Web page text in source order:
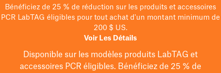
Bénéficiez de 25 % de réduction sur les produits et accessoires
PCR LabTAG éligibles pour tout achat d'un montant minimum de
200 $ US.
Voir Les Détails
Disponible sur les modèles produits LabTAG et
accessoires PCR éligibles. Bénéficiez de 25 % de